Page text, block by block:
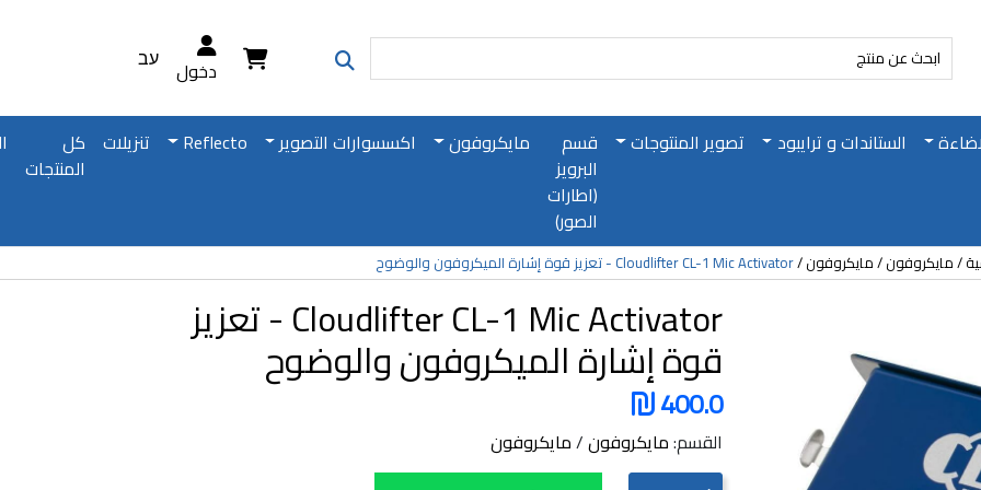
دخول עב
الستاندات و ترايبود تصوير المنتوجات
قسم
البرويز
(اطارات
الصور)
مايكروفون اكسسوارات التصوير Reflecto تنزيلات كل
المنتجات
مايكروفون مايكروفون Cloudlifter CL-1 Mic Activator - تعزيز قوة إشارة الميكروفون والوضوح
Cloudlifter CL-1 Mic Activator - تعزيز
قوة إشارة الميكروفون والوضوح
400.0
القسم:مايكروفون/مايكروفون